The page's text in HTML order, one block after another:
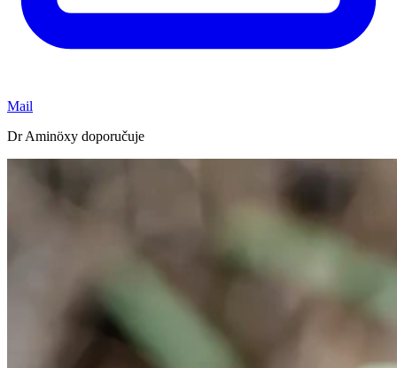
Mail
Dr Aminöxy doporučuje